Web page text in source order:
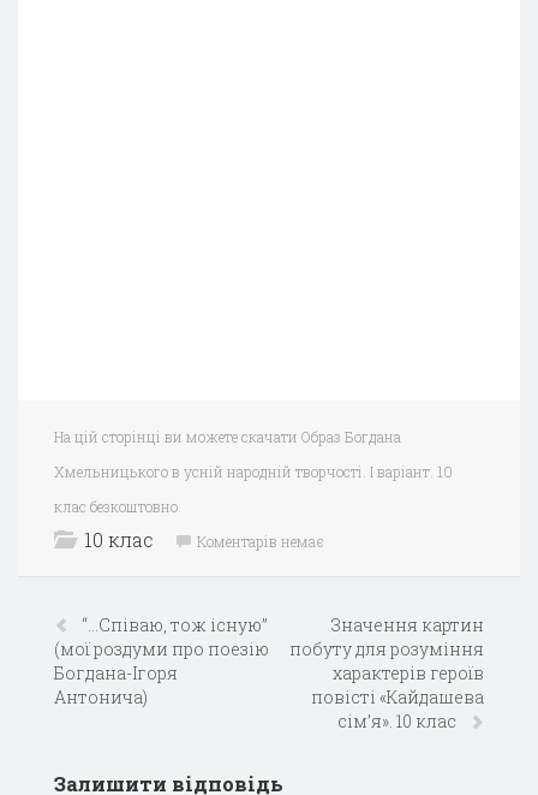
На цій сторінці ви можете скачати Образ Богдана
Хмельницького в усній народній творчості. I варіант. 10
клас безкоштовно.
10 клас Коментарів немає
“…Співаю, тож існую”
(мої роздуми про поезію
Богдана-Ігоря
Антонича)
Значення картин
побуту для розуміння
характерів героїв
повісті «Кайдашева
сім’я». 10 клас
Залишити відповідь